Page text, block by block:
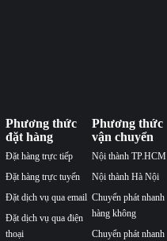
Phương thức
đặt hàng
Đặt hàng trực tiếp
Đặt hàng trực tuyến
Đặt dịch vụ qua email
Đặt dịch vụ qua điện
thoại
Phương thức
vận chuyển
Nội thành TP.HCM
Nội thành Hà Nội
Chuyển phát nhanh
hàng không
Chuyển phát nhanh